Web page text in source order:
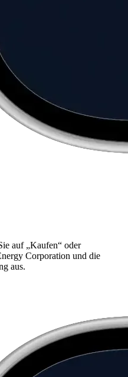
auf „Kaufen“ oder
Corporation und die
aus.